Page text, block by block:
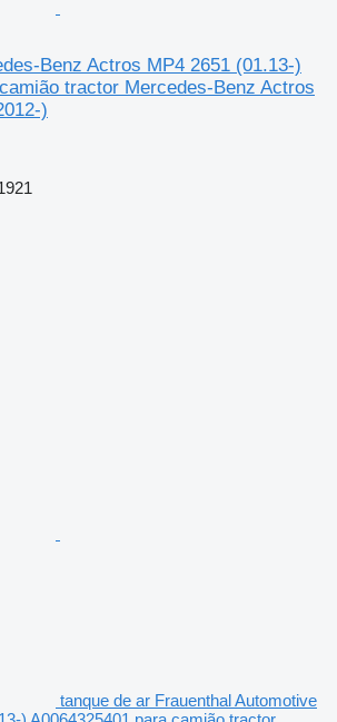
Benz Actros MP4 2651 (01.13-)
tractor Mercedes-Benz Actros
)
tanque de ar Frauenthal Automotive